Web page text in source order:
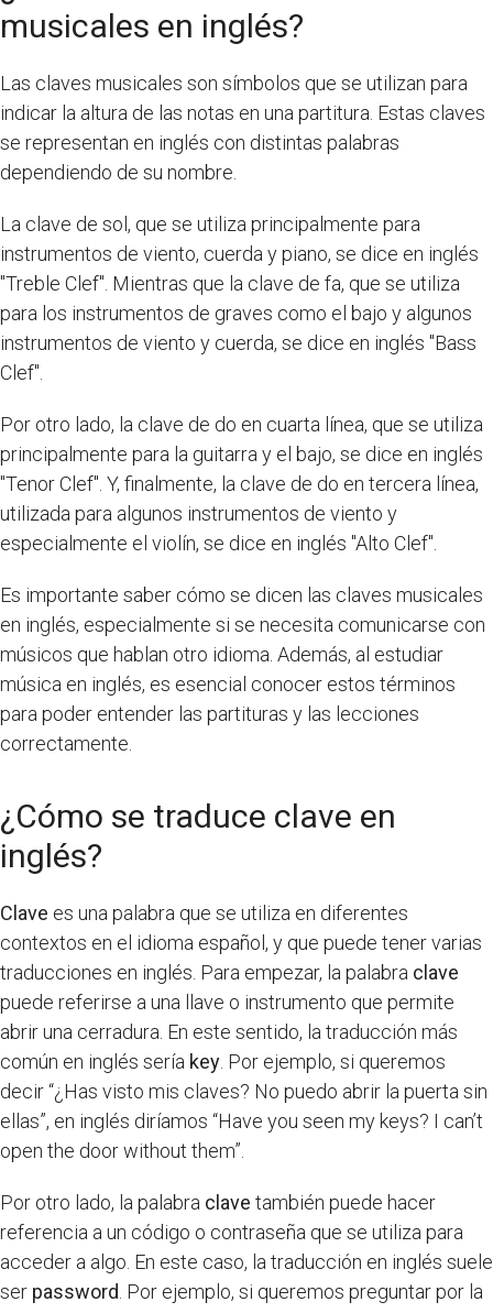
musicales en inglés?
Las claves musicales son símbolos que se utilizan para
indicar la altura de las notas en una partitura. Estas claves
se representan en inglés con distintas palabras
dependiendo de su nombre.
La clave de sol, que se utiliza principalmente para
instrumentos de viento, cuerda y piano, se dice en inglés
"Treble Clef". Mientras que la clave de fa, que se utiliza
para los instrumentos de graves como el bajo y algunos
instrumentos de viento y cuerda, se dice en inglés "Bass
Clef".
Por otro lado, la clave de do en cuarta línea, que se utiliza
principalmente para la guitarra y el bajo, se dice en inglés
"Tenor Clef". Y, finalmente, la clave de do en tercera línea,
utilizada para algunos instrumentos de viento y
especialmente el violín, se dice en inglés "Alto Clef".
Es importante saber cómo se dicen las claves musicales
en inglés, especialmente si se necesita comunicarse con
músicos que hablan otro idioma. Además, al estudiar
música en inglés, es esencial conocer estos términos
para poder entender las partituras y las lecciones
correctamente.
¿Cómo se traduce clave en
inglés?
Clave es una palabra que se utiliza en diferentes
contextos en el idioma español, y que puede tener varias
traducciones en inglés. Para empezar, la palabra clave
puede referirse a una llave o instrumento que permite
abrir una cerradura. En este sentido, la traducción más
común en inglés sería key. Por ejemplo, si queremos
decir “¿Has visto mis claves? No puedo abrir la puerta sin
ellas”, en inglés diríamos “Have you seen my keys? I can’t
open the door without them”.
Por otro lado, la palabra clave también puede hacer
referencia a un código o contraseña que se utiliza para
acceder a algo. En este caso, la traducción en inglés suele
ser password. Por ejemplo, si queremos preguntar por la